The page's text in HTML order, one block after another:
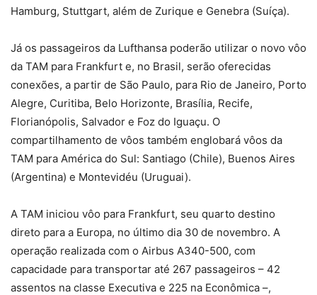
Hamburg, Stuttgart, além de Zurique e Genebra (Suíça).
Já os passageiros da Lufthansa poderão utilizar o novo vôo
da TAM para Frankfurt e, no Brasil, serão oferecidas
conexões, a partir de São Paulo, para Rio de Janeiro, Porto
Alegre, Curitiba, Belo Horizonte, Brasília, Recife,
Florianópolis, Salvador e Foz do Iguaçu. O
compartilhamento de vôos também englobará vôos da
TAM para América do Sul: Santiago (Chile), Buenos Aires
(Argentina) e Montevidéu (Uruguai).
A TAM iniciou vôo para Frankfurt, seu quarto destino
direto para a Europa, no último dia 30 de novembro. A
operação realizada com o Airbus A340-500, com
capacidade para transportar até 267 passageiros – 42
assentos na classe Executiva e 225 na Econômica –,